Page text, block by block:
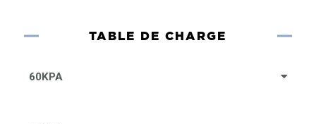
TABLE DE CHARGE
60KPA